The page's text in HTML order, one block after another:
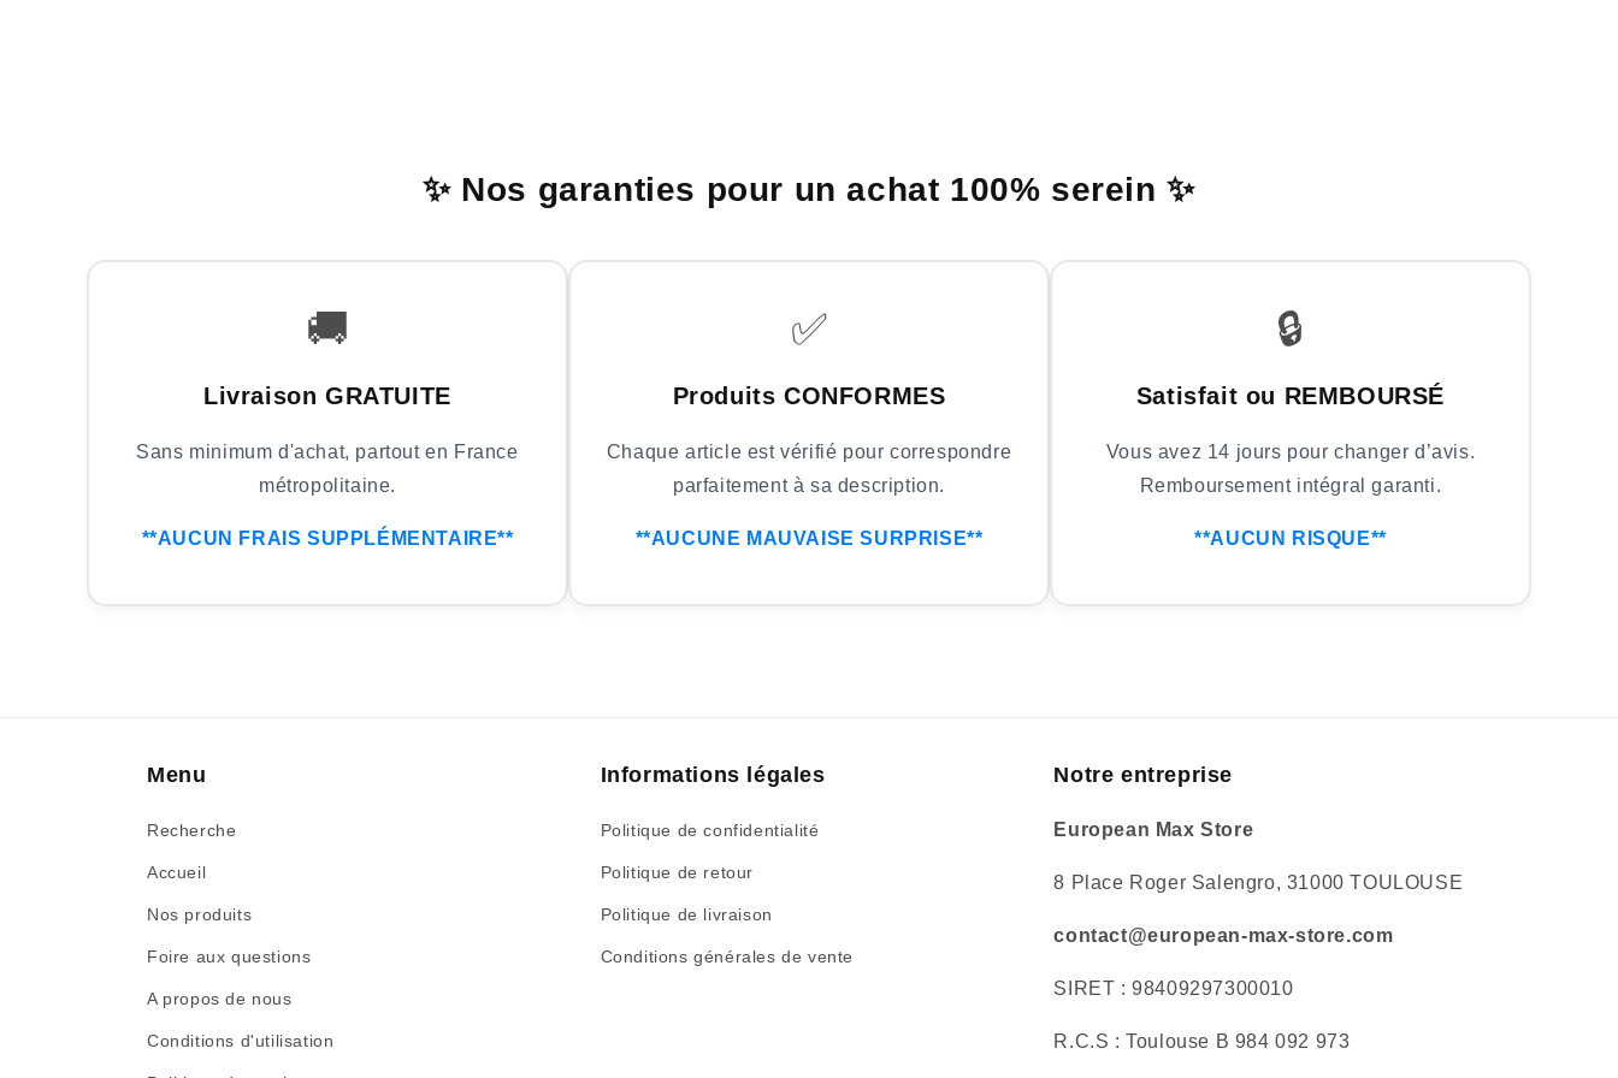
✨ Nos garanties pour un achat 100% serein ✨
🚚
Livraison GRATUITE
Sans minimum d'achat, partout en France
métropolitaine.
**AUCUN FRAIS SUPPLÉMENTAIRE**
✅
Produits CONFORMES
Chaque article est vérifié pour correspondre
parfaitement à sa description.
**AUCUNE MAUVAISE SURPRISE**
🔒
Satisfait ou REMBOURSÉ
Vous avez 14 jours pour changer d’avis.
Remboursement intégral garanti.
**AUCUN RISQUE**
Menu
Recherche
Accueil
Nos produits
Foire aux questions
A propos de nous
Conditions d'utilisation
Informations légales
Politique de confidentialité
Politique de retour
Politique de livraison
Conditions générales de vente
Notre entreprise
European Max Store
8 Place Roger Salengro, 31000 TOULOUSE
contact@european-max-store.com
SIRET : 98409297300010
R.C.S : Toulouse B 984 092 973